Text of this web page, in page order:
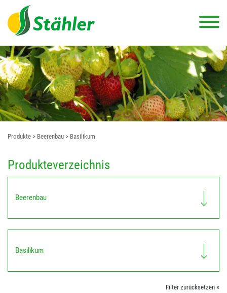
Produkte > Beerenbau > Basilikum
Produkteverzeichnis
Beerenbau
Basilikum
Filter zurücksetzen ×